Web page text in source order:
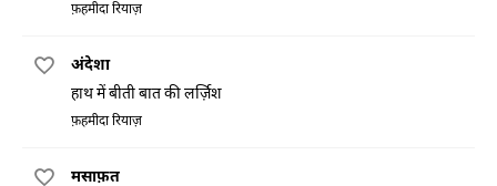
फ़हमीदा रियाज़
अंदेशा
हाथ में बीती बात की लर्ज़िश
फ़हमीदा रियाज़
मसाफ़त